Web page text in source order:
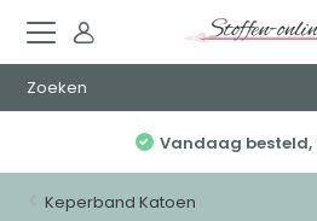
Vandaag besteld,
Keperband Katoen